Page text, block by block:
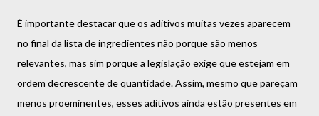
É importante destacar que os aditivos muitas vezes aparecem
no final da lista de ingredientes não porque são menos
relevantes, mas sim porque a legislação exige que estejam em
ordem decrescente de quantidade. Assim, mesmo que pareçam
menos proeminentes, esses aditivos ainda estão presentes em